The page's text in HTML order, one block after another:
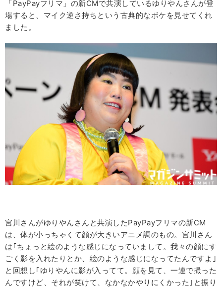
「PayPayフリマ」の新CMで共演しているゆりやんさんが登
場すると、マイク逆さ持ちという古典的なボケを見せてくれ
ました。
宮川さんがゆりやんさんと共演したPayPayフリマの新CM
は、体が小っちゃくて顔が大きいアニメ調のもの。宮川さん
は｢ちょっと絵のような感じになっていまして。我々の顔にす
ごく影を入れたりとか、絵のような感じになってたんですよ｣
と回想し｢ゆりやんに影が入ってて。顔を見て、一連で撮った
んですけど、それが笑けて、なかなかやりにくかった｣と振り